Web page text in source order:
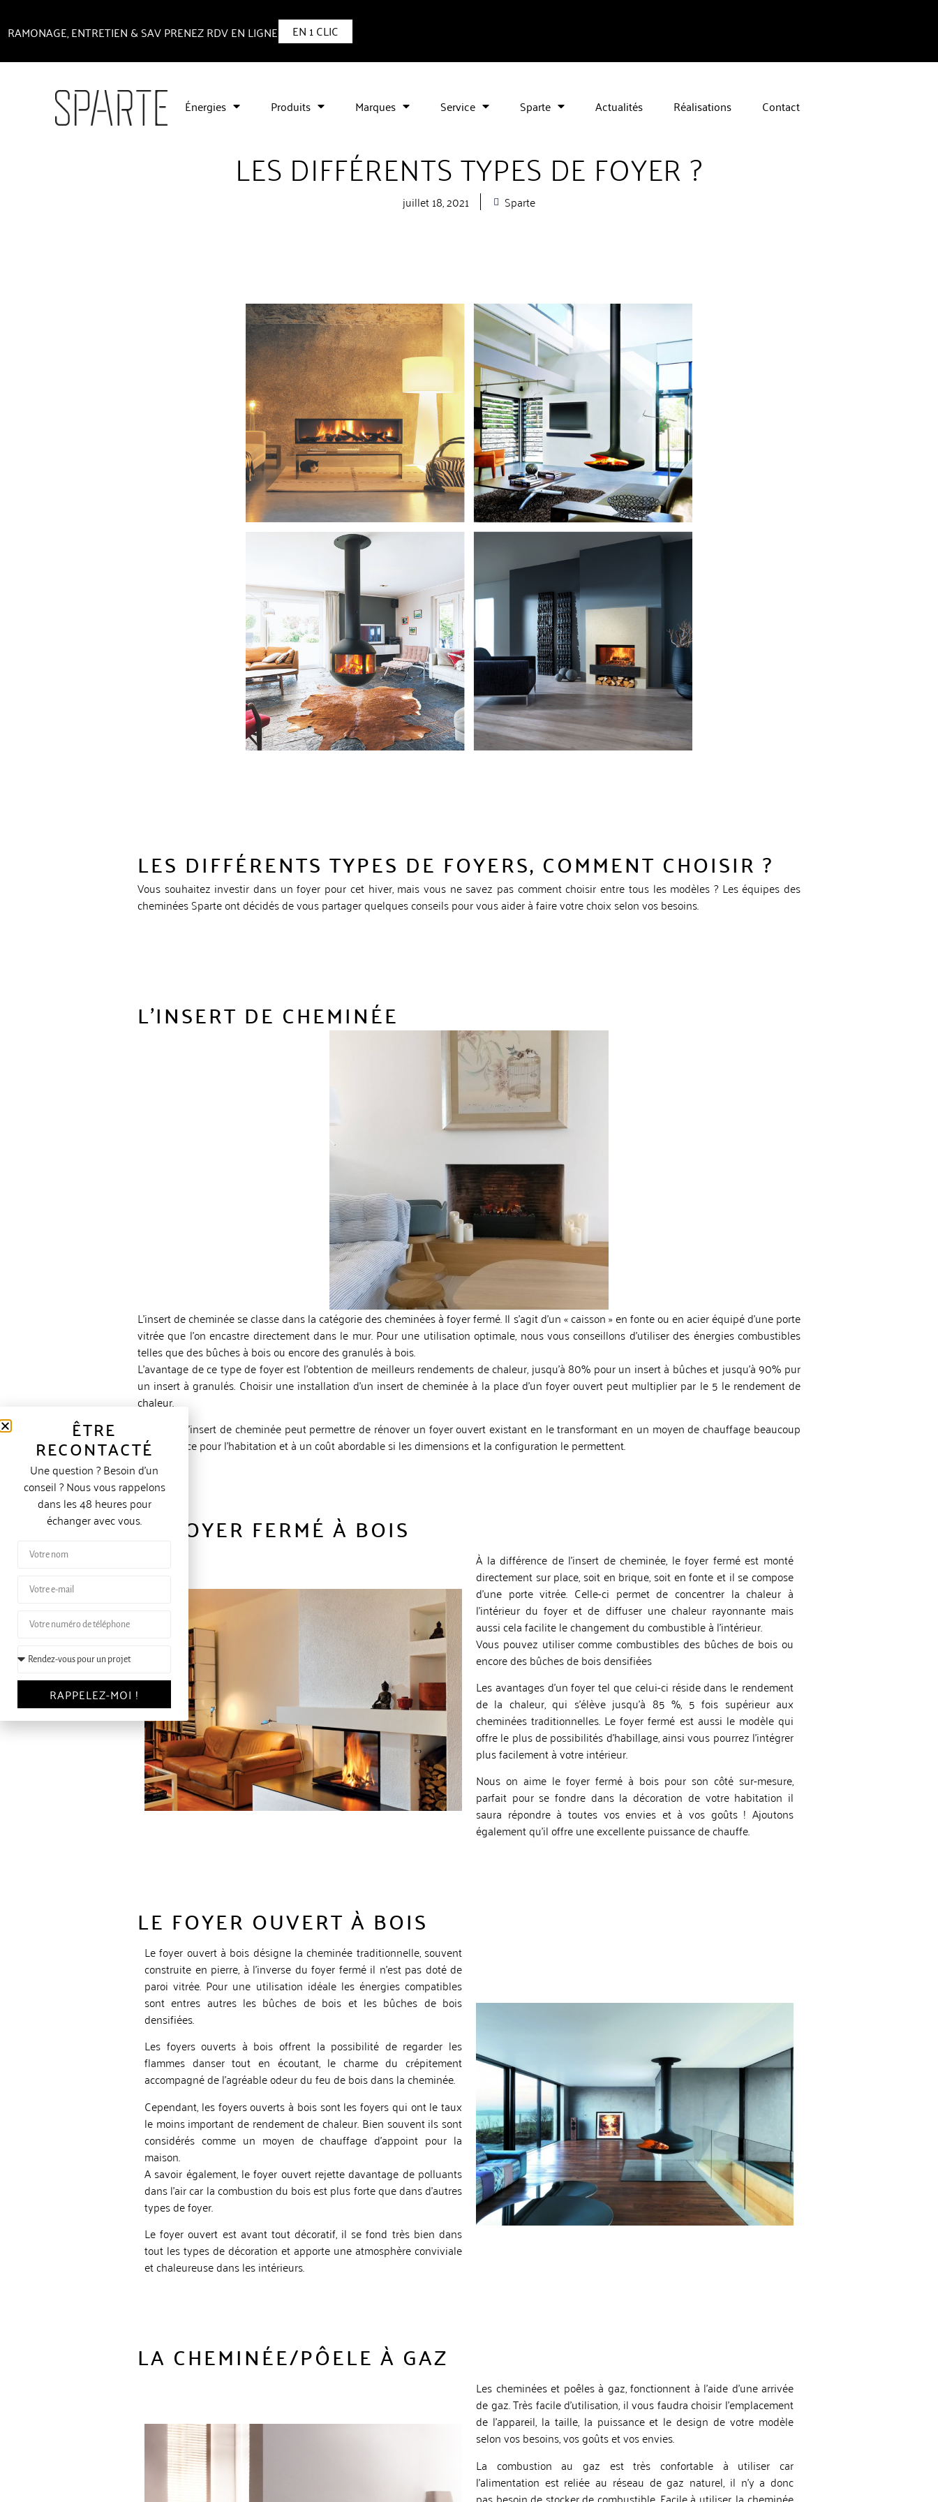
RAMONAGE, ENTRETIEN & SAV PRENEZ RDV EN LIGNE EN 1 CLIC
Énergies Produits Marques Service Sparte Actualités Réalisations Contact
LES DIFFÉRENTS TYPES DE FOYER ?
juillet 18, 2021 Sparte
LES DIFFÉRENTS TYPES DE FOYERS, COMMENT CHOISIR ?
Vous souhaitez investir dans un foyer pour cet hiver, mais vous ne savez pas comment choisir entre tous les modèles ? Les équipes des
cheminées Sparte ont décidés de vous partager quelques conseils pour vous aider à faire votre choix selon vos besoins.
L'INSERT DE CHEMINÉE
L’insert de cheminée se classe dans la catégorie des cheminées à foyer fermé. Il s’agit d’un « caisson » en fonte ou en acier équipé d’une porte
vitrée que l’on encastre directement dans le mur. Pour une utilisation optimale, nous vous conseillons d’utiliser des énergies combustibles
telles que des bûches à bois ou encore des granulés à bois.
L’avantage de ce type de foyer est l’obtention de meilleurs rendements de chaleur, jusqu’à 80% pour un insert à bûches et jusqu’à 90% pur
un insert à granulés. Choisir une installation d’un insert de cheminée à la place d’un foyer ouvert peut multiplier par le 5 le rendement de
chaleur.
A savoir : L’insert de cheminée peut permettre de rénover un foyer ouvert existant en le transformant en un moyen de chauffage beaucoup
plus efficace pour l’habitation et à un coût abordable si les dimensions et la configuration le permettent.
LE FOYER FERMÉ À BOIS
À la différence de l’insert de cheminée, le foyer fermé est monté
directement sur place, soit en brique, soit en fonte et il se compose
d’une porte vitrée. Celle-ci permet de concentrer la chaleur à
l’intérieur du foyer et de diffuser une chaleur rayonnante mais
aussi cela facilite le changement du combustible à l’intérieur.
Vous pouvez utiliser comme combustibles des bûches de bois ou
encore des bûches de bois densifiées
Les avantages d’un foyer tel que celui-ci réside dans le rendement
de la chaleur, qui s’élève jusqu’à 85 %, 5 fois supérieur aux
cheminées traditionnelles. Le foyer fermé est aussi le modèle qui
offre le plus de possibilités d’habillage, ainsi vous pourrez l’intégrer
plus facilement à votre intérieur.
Nous on aime le foyer fermé à bois pour son côté sur-mesure,
parfait pour se fondre dans la décoration de votre habitation il
saura répondre à toutes vos envies et à vos goûts ! Ajoutons
également qu’il offre une excellente puissance de chauffe.
LE FOYER OUVERT À BOIS
Le foyer ouvert à bois désigne la cheminée traditionnelle, souvent
construite en pierre, à l’inverse du foyer fermé il n’est pas doté de
paroi vitrée. Pour une utilisation idéale les énergies compatibles
sont entres autres les bûches de bois et les bûches de bois
densifiées.
Les foyers ouverts à bois offrent la possibilité de regarder les
flammes danser tout en écoutant, le charme du crépitement
accompagné de l’agréable odeur du feu de bois dans la cheminée.
Cependant, les foyers ouverts à bois sont les foyers qui ont le taux
le moins important de rendement de chaleur. Bien souvent ils sont
considérés comme un moyen de chauffage d’appoint pour la
maison.
A savoir également, le foyer ouvert rejette davantage de polluants
dans l’air car la combustion du bois est plus forte que dans d’autres
types de foyer.
Le foyer ouvert est avant tout décoratif, il se fond très bien dans
tout les types de décoration et apporte une atmosphère conviviale
et chaleureuse dans les intérieurs.
LA CHEMINÉE/PÔELE À GAZ
Les cheminées et poêles à gaz, fonctionnent à l’aide d’une arrivée
de gaz. Très facile d’utilisation, il vous faudra choisir l’emplacement
de l’appareil, la taille, la puissance et le design de votre modèle
selon vos besoins, vos goûts et vos envies.
La combustion au gaz est très confortable à utiliser car
l’alimentation est reliée au réseau de gaz naturel, il n’y a donc
ÊTRE
RECONTACTÉ
Une question ? Besoin d’un
conseil ? Nous vous rappelons
dans les 48 heures pour
échanger avec vous.
RAPPELEZ-MOI !